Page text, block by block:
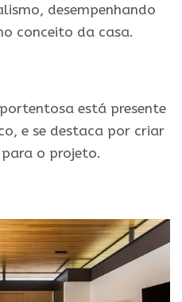
desempenhando
conceito da casa.
está presente
e se destaca por criar
o projeto.